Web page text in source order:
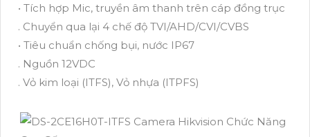
• Tích hợp Mic, truyền âm thanh trên cáp đồng trục
. Chuyển qua lại 4 chế độ TVI/AHD/CVI/CVBS
• Tiêu chuẩn chống bụi, nước IP67
. Nguồn 12VDC
. Vỏ kim loại (ITFS), Vỏ nhựa (ITPFS)